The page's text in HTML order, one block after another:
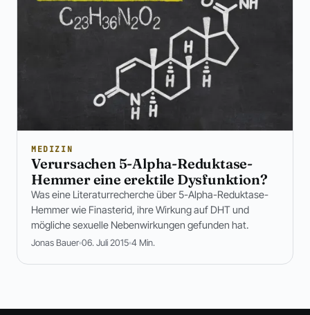
MEDIZIN
Verursachen 5-Alpha-Reduktase-
Hemmer eine erektile Dysfunktion?
Was eine Literaturrecherche über 5-Alpha-Reduktase-
Hemmer wie Finasterid, ihre Wirkung auf DHT und
mögliche sexuelle Nebenwirkungen gefunden hat.
Jonas Bauer 06. Juli 2015 4 Min.